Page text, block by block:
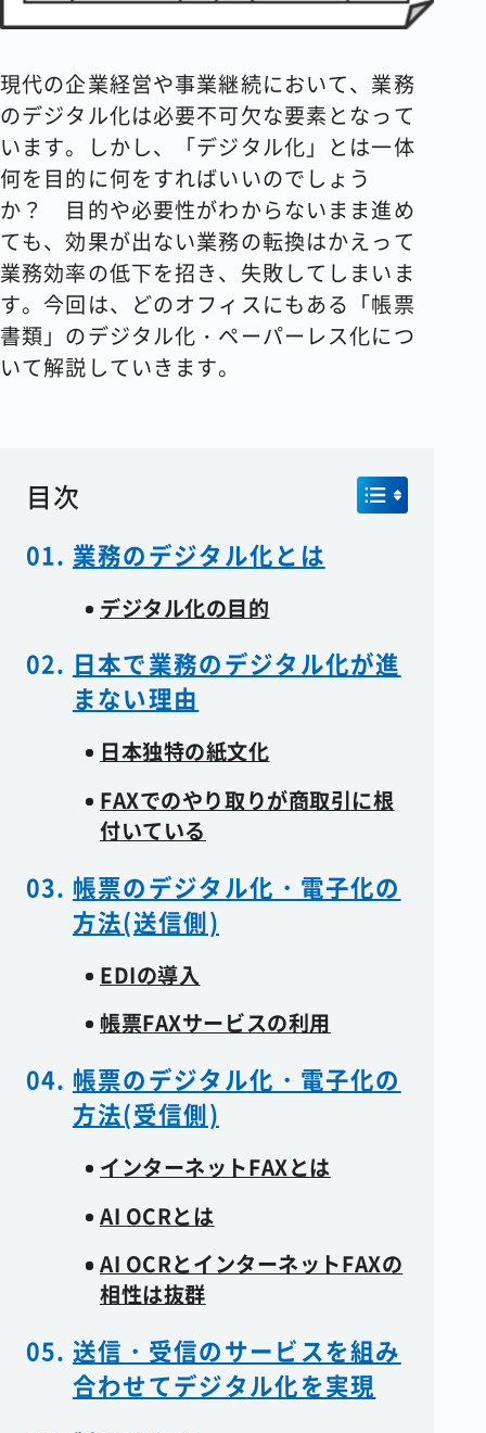
現代の企業経営や事業継続において、業務
のデジタル化は必要不可欠な要素となって
います。しかし、「デジタル化」とは一体
何を目的に何をすればいいのでしょう
か？ 目的や必要性がわからないまま進め
ても、効果が出ない業務の転換はかえって
業務効率の低下を招き、失敗してしまいま
す。今回は、どのオフィスにもある「帳票
書類」のデジタル化・ペーパーレス化につ
いて解説していきます。
目次
業務のデジタル化とは
デジタル化の目的
日本で業務のデジタル化が進
まない理由
日本独特の紙文化
FAXでのやり取りが商取引に根
付いている
帳票のデジタル化・電子化の
方法(送信側)
EDIの導入
帳票FAXサービスの利用
帳票のデジタル化・電子化の
方法(受信側)
インターネットFAXとは
AI OCRとは
AI OCRとインターネットFAXの
相性は抜群
送信・受信のサービスを組み
合わせてデジタル化を実現